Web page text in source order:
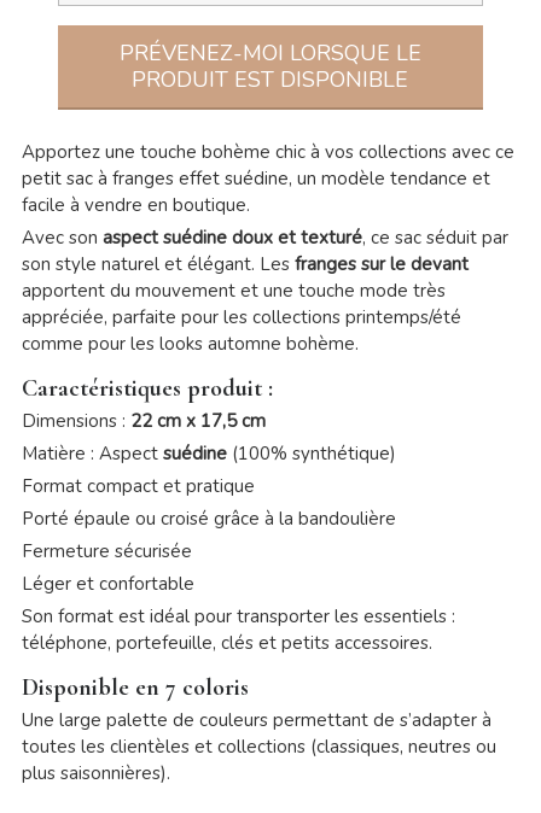
PRÉVENEZ-MOI LORSQUE LE
PRODUIT EST DISPONIBLE
Apportez une touche bohème chic à vos collections avec ce
petit sac à franges effet suédine, un modèle tendance et
facile à vendre en boutique.
Avec son aspect suédine doux et texturé, ce sac séduit par
son style naturel et élégant. Les franges sur le devant
apportent du mouvement et une touche mode très
appréciée, parfaite pour les collections printemps/été
comme pour les looks automne bohème.
Caractéristiques produit :
Dimensions : 22 cm x 17,5 cm
Matière : Aspect suédine(100% synthétique)
Format compact et pratique
Porté épaule ou croisé grâce à la bandoulière
Fermeture sécurisée
Léger et confortable
Son format est idéal pour transporter les essentiels :
téléphone, portefeuille, clés et petits accessoires.
Disponible en 7 coloris
Une large palette de couleurs permettant de s’adapter à
toutes les clientèles et collections (classiques, neutres ou
plus saisonnières).